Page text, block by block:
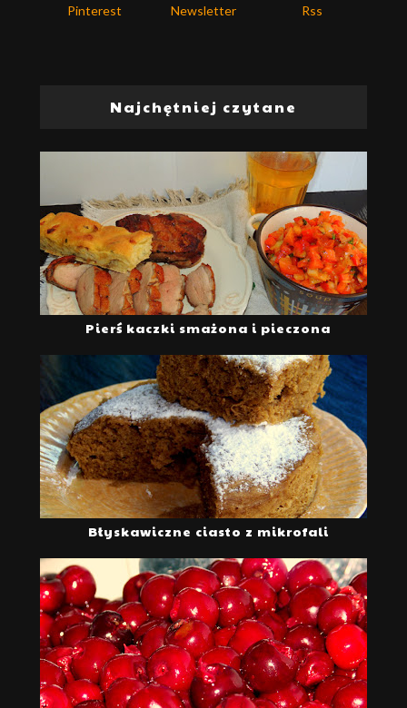
Pinterest Newsletter Rss
Najchętniej czytane
Pierś kaczki smażona i pieczona
Błyskawiczne ciasto z mikrofali